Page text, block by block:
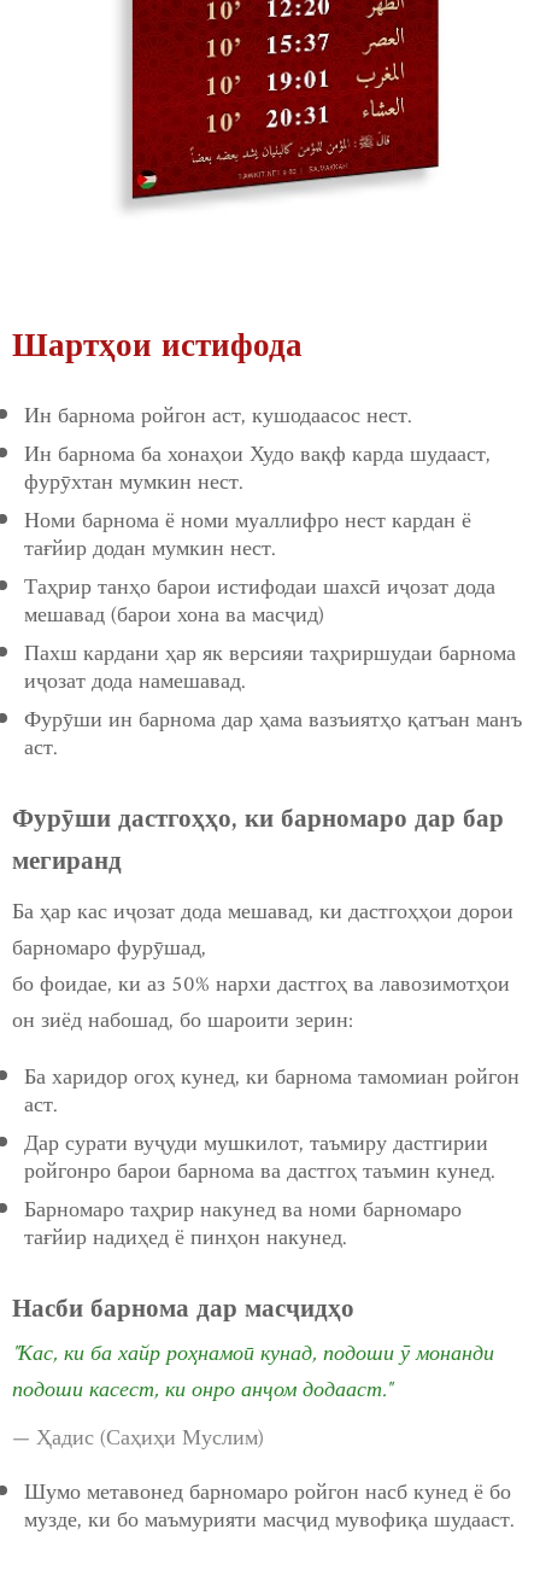
Шартҳои истифода
Ин барнома ройгон аст, кушодаасос нест.
Ин барнома ба хонаҳои Худо вақф карда шудааст,
фурӯхтан мумкин нест.
Номи барнома ё номи муаллифро нест кардан ё
тағйир додан мумкин нест.
Таҳрир танҳо барои истифодаи шахсӣ иҷозат дода
мешавад (барои хона ва масҷид)
Пахш кардани ҳар як версияи таҳриршудаи барнома
иҷозат дода намешавад.
Фурӯши ин барнома дар ҳама вазъиятҳо қатъан манъ
аст.
Фурӯши дастгоҳҳо, ки барномаро дар бар
мегиранд
Ба ҳар кас иҷозат дода мешавад, ки дастгоҳҳои дорои
барномаро фурӯшад,
бо фоидае, ки аз 50% нархи дастгоҳ ва лавозимотҳои
он зиёд набошад, бо шароити зерин:
Ба харидор огоҳ кунед, ки барнома тамомиан ройгон
аст.
Дар сурати вуҷуди мушкилот, таъмиру дастгирии
ройгонро барои барнома ва дастгоҳ таъмин кунед.
Барномаро таҳрир накунед ва номи барномаро
тағйир надиҳед ё пинҳон накунед.
Насби барнома дар масҷидҳо
"Кас, ки ба хайр роҳнамоӣ кунад, подоши ӯ монанди
подоши касест, ки онро анҷом додааст."
— Ҳадис (Саҳиҳи Муслим)
Шумо метавонед барномаро ройгон насб кунед ё бо
музде, ки бо маъмурияти масҷид мувофиқа шудааст.